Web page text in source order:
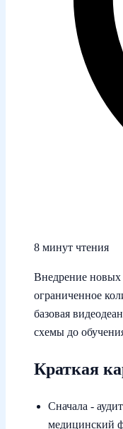
8 минут чтения
Внедрение новых
ограниченное
базовая
схемы до
Краткая
Сначала -
медицинский